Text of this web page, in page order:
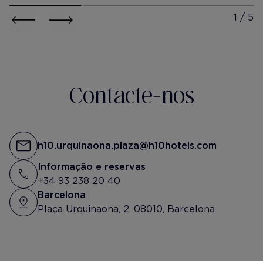
h10-urquinaona-plaza
h10-
Contacte-nos
h10.urquinaona.plaza@h10hotels.com
Informação e reservas
+34 93 238 20 40
Barcelona
Plaça Urquinaona, 2, 08010, Barcelona